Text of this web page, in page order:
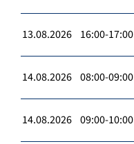
13.08.2026 16:00-17:00
14.08.2026 08:00-09:00
14.08.2026 09:00-10:00